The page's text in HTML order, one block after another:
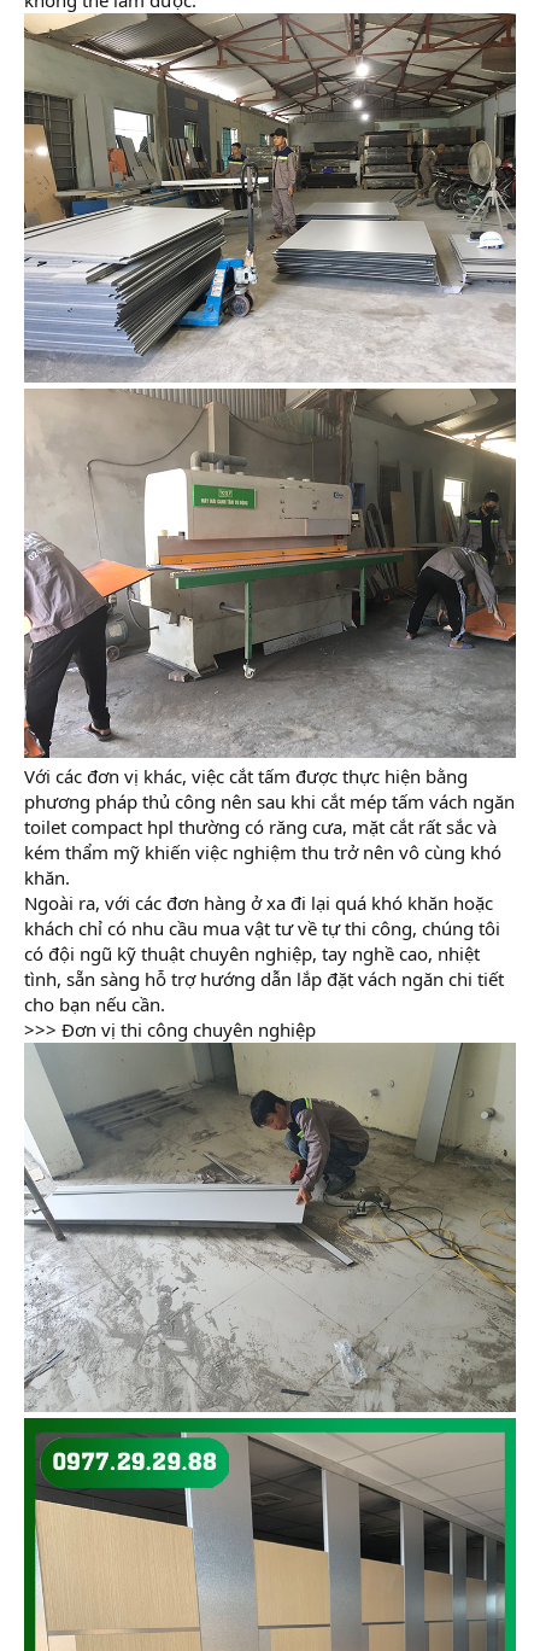
Với các đơn vị khác, việc cắt tấm được thực hiện bằng
phương pháp thủ công nên sau khi cắt mép tấm vách ngăn
toilet compact hpl thường có răng cưa, mặt cắt rất sắc và
kém thẩm mỹ khiến việc nghiệm thu trở nên vô cùng khó
khăn.
Ngoài ra, với các đơn hàng ở xa đi lại quá khó khăn hoặc
khách chỉ có nhu cầu mua vật tư về tự thi công, chúng tôi
có đội ngũ kỹ thuật chuyên nghiệp, tay nghề cao, nhiệt
tình, sẵn sàng hỗ trợ hướng dẫn lắp đặt vách ngăn chi tiết
cho bạn nếu cần.
>>> Đơn vị thi công chuyên nghiệp